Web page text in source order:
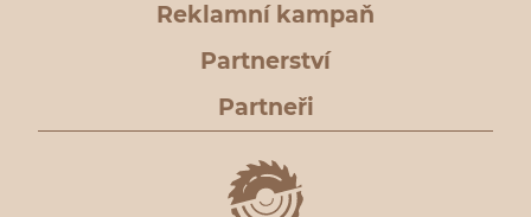
Reklamní kampaň
Partnerství
Partneři